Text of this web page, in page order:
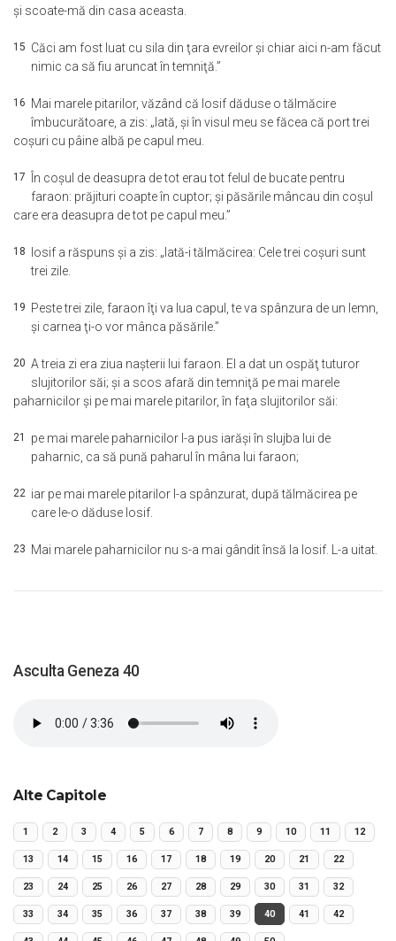
şi scoate-mă din casa aceasta.
15 Căci am fost luat cu sila din ţara evreilor şi chiar aici n-am făcut
nimic ca să fiu aruncat în temniţă.”
16 Mai marele pitarilor, văzând că Iosif dăduse o tălmăcire
îmbucurătoare, a zis: „Iată, şi în visul meu se făcea că port trei
coşuri cu pâine albă pe capul meu.
17
În coşul de deasupra de tot erau tot felul de bucate pentru
faraon: prăjituri coapte în cuptor; şi păsările mâncau din coşul
care era deasupra de tot pe capul meu.”
18
Iosif a răspuns şi a zis: „Iată-i tălmăcirea: Cele trei coşuri sunt
trei zile.
19 Peste trei zile, faraon îţi va lua capul, te va spânzura de un lemn,
şi carnea ţi-o vor mânca păsările.”
20 A treia zi era ziua naşterii lui faraon. El a dat un ospăţ tuturor
slujitorilor săi; şi a scos afară din temniţă pe mai marele
paharnicilor şi pe mai marele pitarilor, în faţa slujitorilor săi:
21 pe mai marele paharnicilor l-a pus iarăşi în slujba lui de
paharnic, ca să pună paharul în mâna lui faraon;
22 iar pe mai marele pitarilor l-a spânzurat, după tălmăcirea pe
care le-o dăduse Iosif.
23 Mai marele paharnicilor nu s-a mai gândit însă la Iosif. L-a uitat.
Asculta Geneza 40
Alte Capitole
1 2 3 4 5 6 7 8 9 10 11 12
13 14 15 16 17 18 19 20 21 22
23 24 25 26 27 28 29 30 31 32
33 34 35 36 37 38 39 40 41 42